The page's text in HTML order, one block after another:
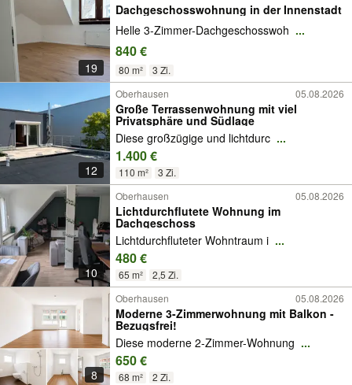
19
Dachgeschosswohnung in der Innenstadt
Helle 3-Zimmer-Dachgeschosswoh ...
840 €
80 m² 3 Zi.
12
Oberhausen 05.08.2026
Große Terrassenwohnung mit viel
Privatsphäre und Südlage
Diese großzügige und lichtdurc ...
1.400 €
110 m² 3 Zi.
10
Oberhausen 05.08.2026
Lichtdurchflutete Wohnung im
Dachgeschoss
Lichtdurchfluteter Wohntraum i ...
480 €
65 m² 2,5 Zi.
8
Oberhausen 05.08.2026
Moderne 3-Zimmerwohnung mit Balkon -
Bezugsfrei!
Diese moderne 2-Zimmer-Wohnung ...
650 €
68 m² 2 Zi.